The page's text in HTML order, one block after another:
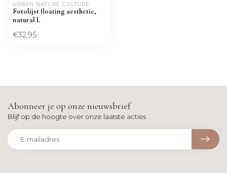
URBAN NATURE CULTURE
Fotolijst floating aesthetic,
natural L
€32,95
Abonneer je op onze nieuwsbrief
Blijf op de hoogte over onze laatste acties